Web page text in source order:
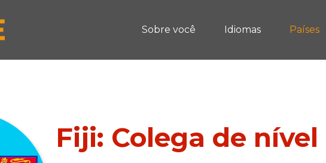
Sobre você Idiomas Países
Fiji: Colega de